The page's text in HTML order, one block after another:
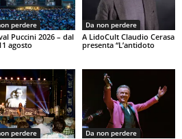
perdere
Puccini 2026 – dal
agosto
Da non perdere
A LidoCult Claudio Cerasa
presenta “L’antidoto
perdere Da non perdere